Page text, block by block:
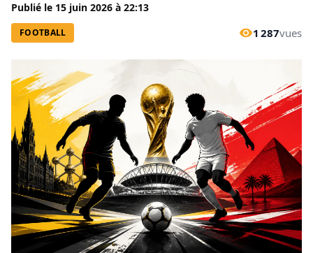
Publié le 15 juin 2026 à 22:13
FOOTBALL 1 287vues